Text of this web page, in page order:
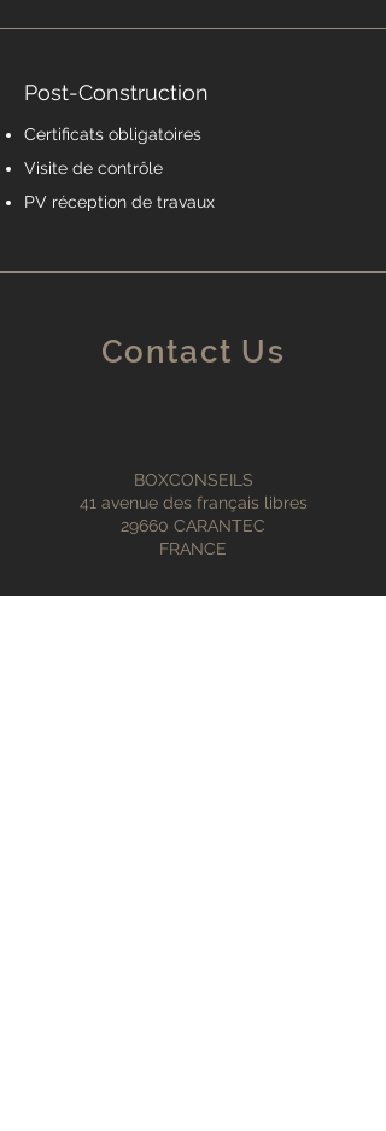
Post-Construction
Certificats obligatoires
Visite de contrôle
PV réception de travaux
Contact Us
BOXCONSEILS
41 avenue des français libres
29660 CARANTEC
FRANCE